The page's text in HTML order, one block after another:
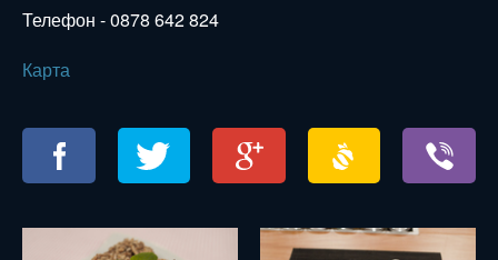
Телефон -0878 642 824
Карта